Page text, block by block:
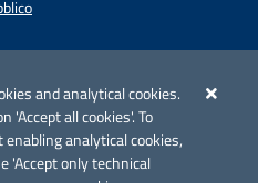
and analytical cookies.
'Accept all cookies'. To
analytical cookies,
'Accept only technical